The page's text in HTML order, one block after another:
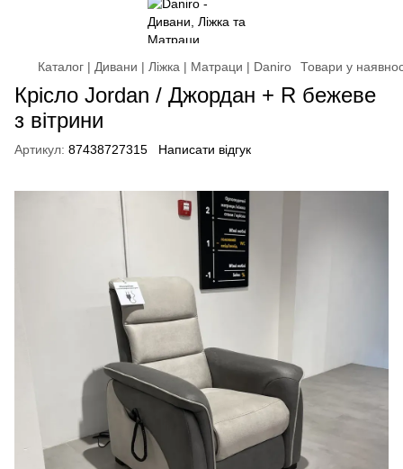
Каталог | Дивани | Ліжка | Матраци | Daniro Товари у
Крісло Jordan / Джордан + R бежеве
з вітрини
Артикул: 87438727315 Написати відгук